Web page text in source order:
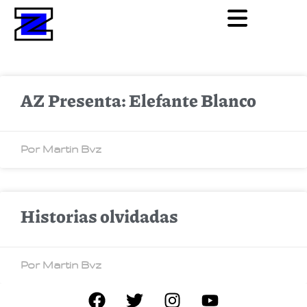
AZ Presenta: Elefante Blanco
Por Martin Bvz
Historias olvidadas
Por Martin Bvz